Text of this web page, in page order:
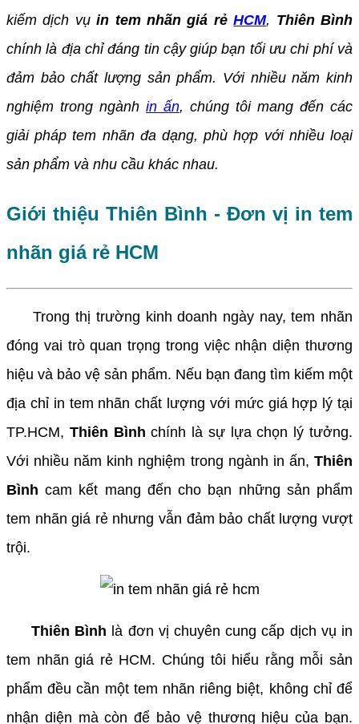
kiếm dịch vụin tem nhãn giá rẻHCM, Thiên Bình
chính là địa chỉ đáng tin cậy giúp bạn tối ưu chi phí và
đảm bảo chất lượng sản phẩm. Với nhiều năm kinh
nghiệm trong ngành in ấn, chúng tôi mang đến các
giải pháp tem nhãn đa dạng, phù hợp với nhiều loại
sản phẩm và nhu cầu khác nhau.
Giới thiệu Thiên Bình - Đơn vị in tem
nhãn giá rẻ HCM
Trong thị trường kinh doanh ngày nay, tem nhãn
đóng vai trò quan trọng trong việc nhận diện thương
hiệu và bảo vệ sản phẩm. Nếu bạn đang tìm kiếm một
địa chỉ in tem nhãn chất lượng với mức giá hợp lý tại
TP.HCM, Thiên Bình chính là sự lựa chọn lý tưởng.
Với nhiều năm kinh nghiệm trong ngành in ấn, Thiên
Bình cam kết mang đến cho bạn những sản phẩm
tem nhãn giá rẻ nhưng vẫn đảm bảo chất lượng vượt
trội.
Thiên Bình là đơn vị chuyên cung cấp dịch vụ in
tem nhãn giá rẻ HCM. Chúng tôi hiểu rằng mỗi sản
phẩm đều cần một tem nhãn riêng biệt, không chỉ để
nhận diện mà còn để bảo vệ thương hiệu của bạn.